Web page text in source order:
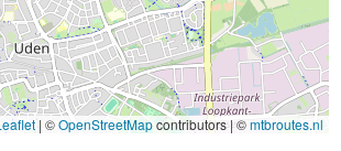
| ©OpenStreetMapcontributors | ©mtbroutes.nl